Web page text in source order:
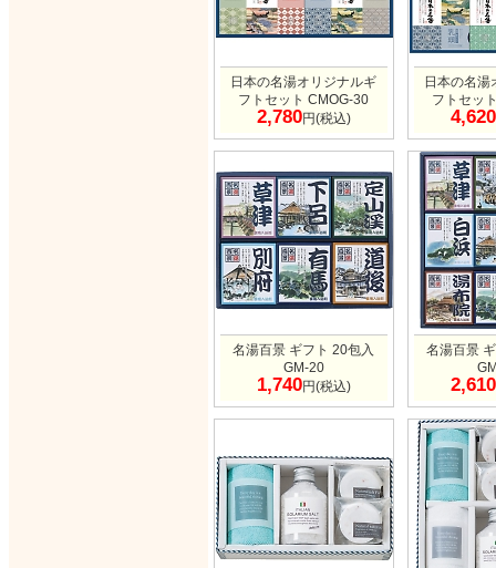
日本の名湯オリジナルギ
フトセット CMOG-30
2,780円(税込)
日本の名湯
フトセッ
4,620
名湯百景 ギフト 20包入
GM-20
1,740円(税込)
名湯百景
2,610